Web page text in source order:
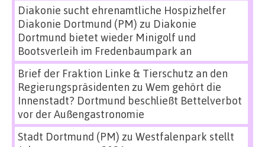
Diakonie sucht ehrenamtliche Hospizhelfer
Diakonie Dortmund (PM) zu Diakonie
Dortmund bietet wieder Minigolf und
Bootsverleih im Fredenbaumpark an
Brief der Fraktion Linke & Tierschutz an den
Regierungspräsidenten zu Wem gehört die
Innenstadt? Dortmund beschließt Bettelverbot
vor der Außengastronomie
Stadt Dortmund (PM) zu Westfalenpark stellt